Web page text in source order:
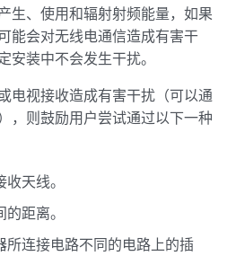
生、使用和辐射射频能量，如果
能会对无线电通信造成有害干
安装中不会发生干扰。
电视接收造成有害干扰（可以通
，则鼓励用户尝试通过以下一种
天线。
距离。
所连接电路不同的电路上的插